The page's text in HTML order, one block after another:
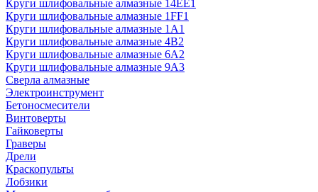
Круги шлифовальные алмазные 14ЕЕ1
Круги шлифовальные алмазные 1FF1
Круги шлифовальные алмазные 1А1
Круги шлифовальные алмазные 4В2
Круги шлифовальные алмазные 6A2
Круги шлифовальные алмазные 9А3
Сверла алмазные
Электроинструмент
Бетоносмесители
Винтоверты
Гайковерты
Граверы
Дрели
Краскопульты
Лобзики